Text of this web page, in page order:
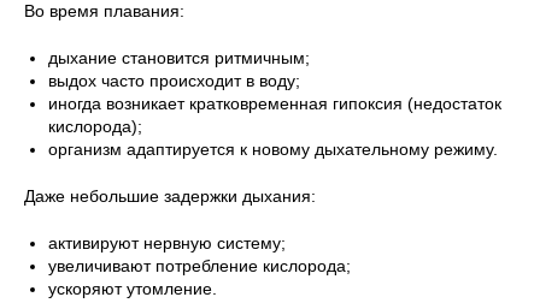
Во время плавания:
дыхание становится ритмичным;
выдох часто происходит в воду;
иногда возникает кратковременная гипоксия (недостаток
кислорода);
организм адаптируется к новому дыхательному режиму.
Даже небольшие задержки дыхания:
активируют нервную систему;
увеличивают потребление кислорода;
ускоряют утомление.